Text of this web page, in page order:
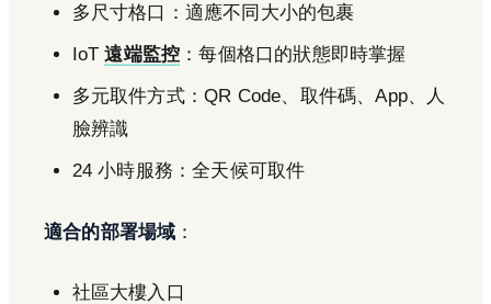
多尺寸格口：適應不同大小的包裹
IoT遠端監控 ：每個格口的狀態即時掌握
多元取件方式：QR Code、取件碼、App、人
臉辨識
24 小時服務：全天候可取件
適合的部署場域 ：
社區大樓入口